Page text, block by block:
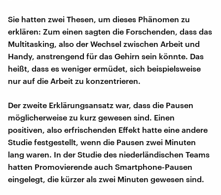
Sie hatten zwei Thesen, um dieses Phänomen zu
erklären: Zum einen sagten die Forschenden, dass das
Multitasking, also der Wechsel zwischen Arbeit und
Handy, anstrengend für das Gehirn sein könnte. Das
heißt, dass es weniger ermüdet, sich beispielsweise
nur auf die Arbeit zu konzentrieren.
Der zweite Erklärungsansatz war, dass die Pausen
möglicherweise zu kurz gewesen sind. Einen
positiven, also erfrischenden Effekt hatte eine andere
Studie festgestellt, wenn die Pausen zwei Minuten
lang waren. In der Studie des niederländischen Teams
hatten Promovierende auch Smartphone-Pausen
eingelegt, die kürzer als zwei Minuten gewesen sind.